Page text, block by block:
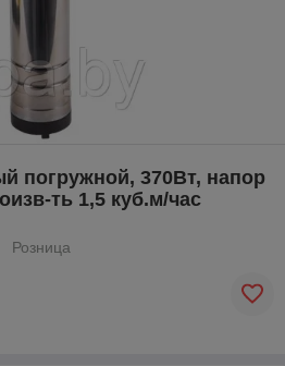
погружной, 370Вт, напор
ть 1,5 куб.м/час
Розница